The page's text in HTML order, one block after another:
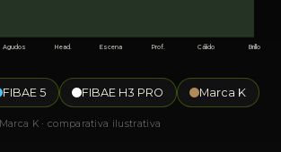
Agudos Head. Escena Prof. Cálido Brillo
FIBAE 5 FIBAE H3 PRO Marca K
Marca K · comparativa ilustrativa